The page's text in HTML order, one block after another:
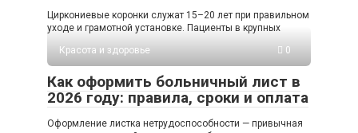
Циркониевые коронки служат 15–20 лет при правильном
уходе и грамотной установке. Пациенты в крупных
Красота и здоровье
0
Как оформить больничный лист в
2026 году: правила, сроки и оплата
Оформление листка нетрудоспособности — привычная